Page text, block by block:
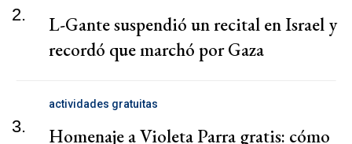
2.
L-Gante suspendió un recital en Israel y
recordó que marchó por Gaza
3.
actividades gratuitas
Homenaje a Violeta Parra gratis: cómo